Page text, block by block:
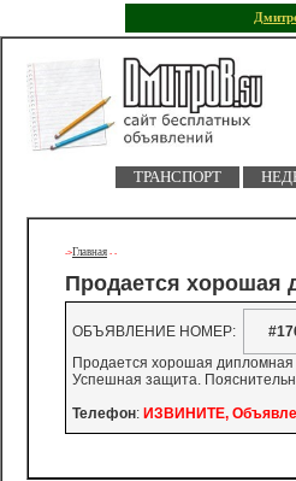
ТРАНСПОРТ
->Главная - -
Продается хорошая
ОБЪЯВЛЕНИЕ НОМЕР:
Продается хорошая дипломная
Успешная защита.
Телефон: ИЗВИНИТЕ,